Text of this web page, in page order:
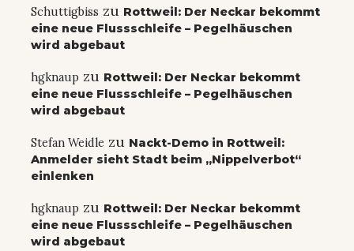
Schuttigbiss zu Rottweil: Der Neckar bekommt
eine neue Flussschleife – Pegelhäuschen
wird abgebaut
hgknaup zu Rottweil: Der Neckar bekommt
eine neue Flussschleife – Pegelhäuschen
wird abgebaut
Stefan Weidle zu Nackt-Demo in Rottweil:
Anmelder sieht Stadt beim „Nippelverbot“
einlenken
hgknaup zu Rottweil: Der Neckar bekommt
eine neue Flussschleife – Pegelhäuschen
wird abgebaut